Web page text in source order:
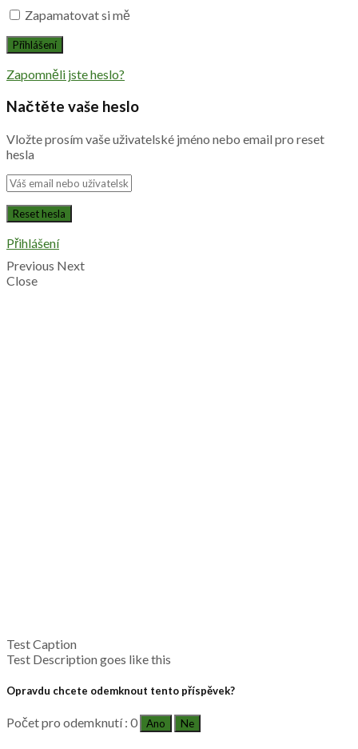
Zapamatovat si mě
Zapomněli jste heslo?
Načtěte vaše heslo
Vložte prosím vaše uživatelské jméno nebo email pro reset
hesla
Přihlášení
Previous Next
Close
Test Caption
Test Description goes like this
Opravdu chcete odemknout tento příspěvek?
Počet pro odemknutí : 0 Ano Ne